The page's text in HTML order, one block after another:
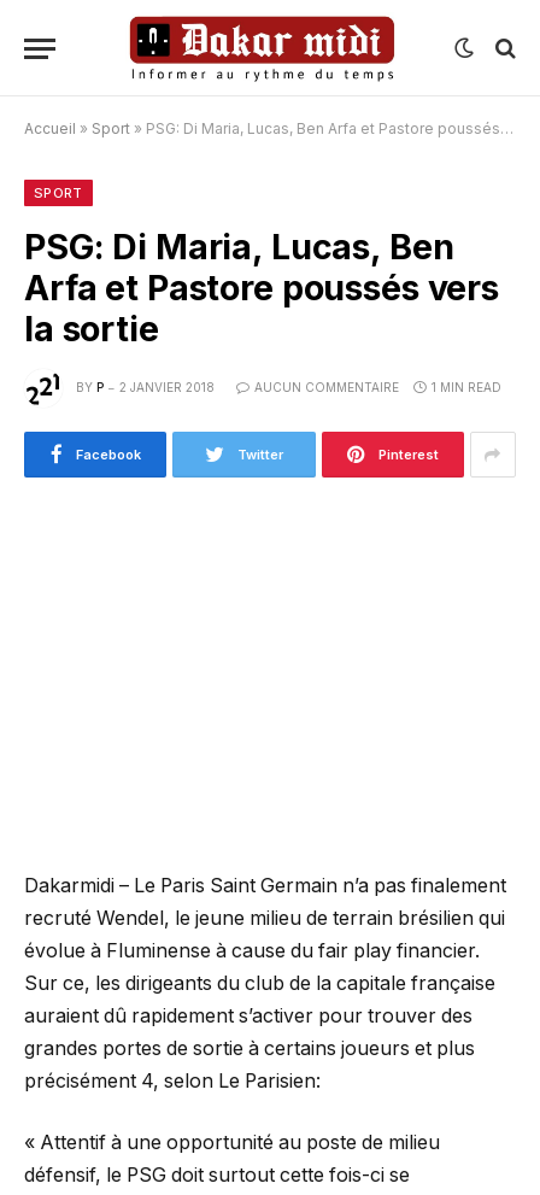
Accueil » Sport » PSG: Di Maria, Lucas, Ben Arfa et Pastore poussés vers la sortie
SPORT
PSG: Di Maria, Lucas, Ben
Arfa et Pastore poussés vers
la sortie
BY P 2 JANVIER 2018 AUCUN COMMENTAIRE 1 MIN READ
Facebook Twitter Pinterest
Dakarmidi – Le Paris Saint Germain n’a pas finalement
recruté Wendel, le jeune milieu de terrain brésilien qui
évolue à Fluminense à cause du fair play financier.
Sur ce, les dirigeants du club de la capitale française
auraient dû rapidement s’activer pour trouver des
grandes portes de sortie à certains joueurs et plus
précisément 4, selon Le Parisien:
« Attentif à une opportunité au poste de milieu
défensif, le PSG doit surtout cette fois-ci se